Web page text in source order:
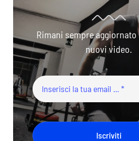
Rimani sempre
nuovi video.
Iscriviti